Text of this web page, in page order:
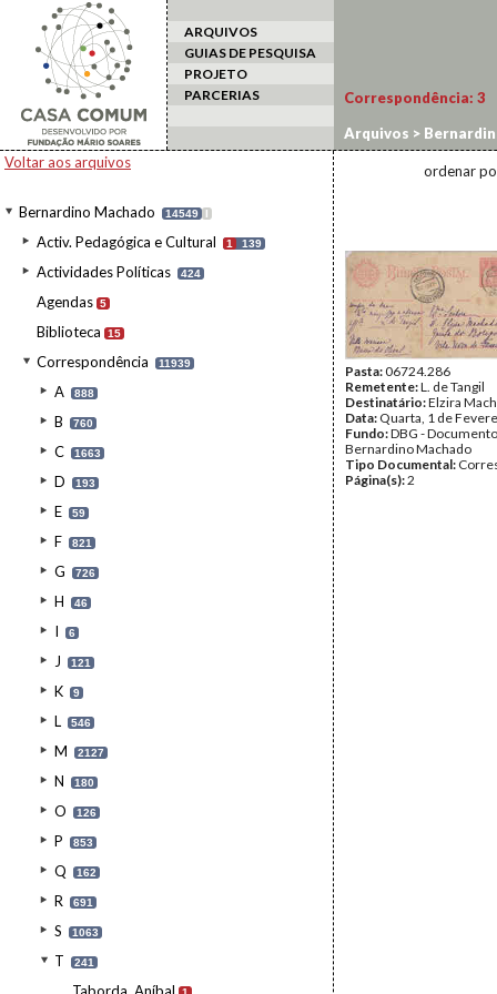
ARQUIVOS
GUIAS DE PESQUISA
PROJETO
PARCERIAS
Voltar aos arquivos
Bernardino Machado 14549 I
Activ. Pedagógica e Cultural 1 139
Actividades Políticas 424
Agendas 5
Biblioteca 15
Correspondência 11939
A 888
B 760
C 1663
D 193
E 59
F 821
G 726
H 46
I 6
J 121
K 9
L 546
M 2127
N 180
O 126
P 853
Q 162
R 691
S 1063
T 241
Correspondência: 3
Arquivos >
ordenar
Pasta:06724.286
Remetente:L. de Tangil
Destinatário:Elzira
Data: Quarta, 1 de
Fundo:DBG -
Bernardino Machado
Tipo Documental:
Página(s):2